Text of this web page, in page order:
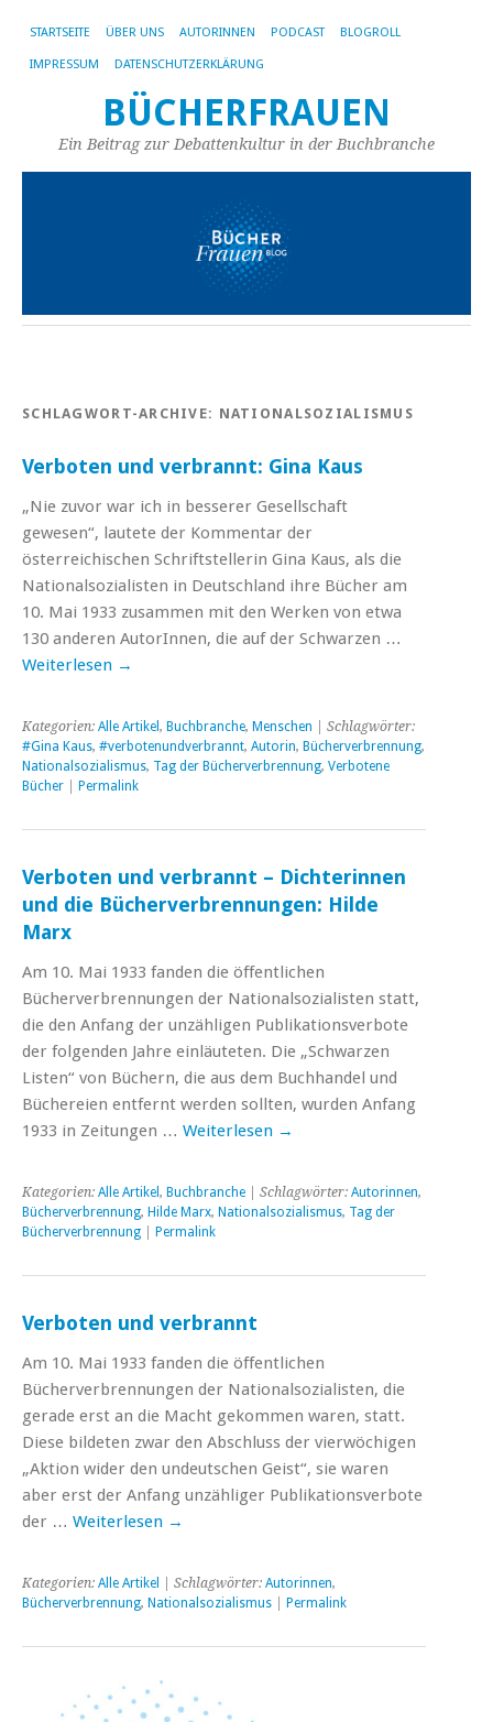
STARTSEITE ÜBER UNS AUTORINNEN PODCAST BLOGROLL
IMPRESSUM DATENSCHUTZERKLÄRUNG
BÜCHERFRAUEN
Ein Beitrag zur Debattenkultur in der Buchbranche
SCHLAGWORT-ARCHIVE: NATIONALSOZIALISMUS
Verboten und verbrannt: Gina Kaus
„Nie zuvor war ich in besserer Gesellschaft
gewesen“, lautete der Kommentar der
österreichischen Schriftstellerin Gina Kaus, als die
Nationalsozialisten in Deutschland ihre Bücher am
10. Mai 1933 zusammen mit den Werken von etwa
130 anderen AutorInnen, die auf der Schwarzen …
Weiterlesen →
Kategorien: Alle Artikel , Buchbranche, Menschen | Schlagwörter:
#Gina Kaus, #verbotenundverbrannt, Autorin, Bücherverbrennung,
Nationalsozialismus, Tag der Bücherverbrennung, Verbotene
Bücher
Permalink
Verboten und verbrannt – Dichterinnen
und die Bücherverbrennungen: Hilde
Marx
Am 10. Mai 1933 fanden die öffentlichen
Bücherverbrennungen der Nationalsozialisten statt,
die den Anfang der unzähligen Publikationsverbote
der folgenden Jahre einläuteten. Die „Schwarzen
Listen“ von Büchern, die aus dem Buchhandel und
Büchereien entfernt werden sollten, wurden Anfang
1933 in Zeitungen … Weiterlesen →
Kategorien: Alle Artikel , Buchbranche | Schlagwörter: Autorinnen,
Bücherverbrennung, Hilde Marx, Nationalsozialismus, Tag der
Bücherverbrennung
Permalink
Verboten und verbrannt
Am 10. Mai 1933 fanden die öffentlichen
Bücherverbrennungen der Nationalsozialisten, die
gerade erst an die Macht gekommen waren, statt.
Diese bildeten zwar den Abschluss der vierwöchigen
„Aktion wider den undeutschen Geist“, sie waren
aber erst der Anfang unzähliger Publikationsverbote
der … Weiterlesen →
Kategorien: Alle Artikel | Schlagwörter: Autorinnen,
Bücherverbrennung, Nationalsozialismus Permalink